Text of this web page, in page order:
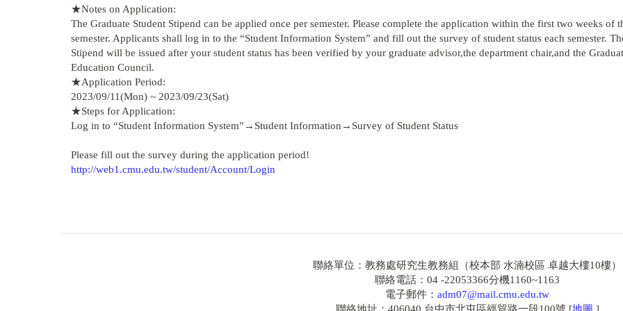
★Notes on Application:
The Graduate Student Stipend can be applied once per semester. Please complete the application within the first two weeks of
semester. Applicants shall log in to the “Student Information System” and fill out the survey of student status each semester.
Stipend will be issued after your student status has been verified by your graduate advisor,the department chair,and the
Education Council.
★Application Period:
2023/09/11(Mon) ~ 2023/09/23(Sat)
★Steps for Application:
Log in to “Student Information System”→Student Information→Survey of Student Status
Please fill out the survey during the application period!
http://web1.cmu.edu.tw/student/Account/Login
聯絡單位：教務處研究生教務組（校本部 水湳校區 卓越大樓10樓）
聯絡電話：04 -22053366分機1160~1163
電子郵件： adm07@mail.cmu.edu.tw